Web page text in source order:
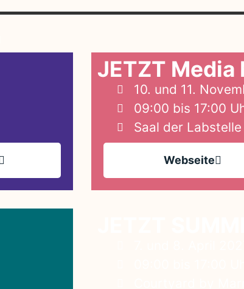
JETZT Media
10. und 11.
09:00 bis 17:00
Saal der Labstelle
Webseite